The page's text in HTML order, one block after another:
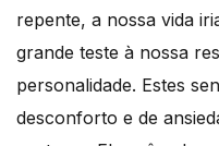
repente, a nossa vida
grande teste à nossa
personalidade. Estes
desconforto e de